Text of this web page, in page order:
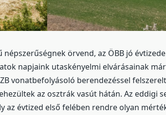
örvend, az ÖBB jó
napjaink utaskényelmi elvárásainak
vonatbefolyásoló berendezéssel
az osztrák vasút hátán. Az eddigi
az évtized első felében rendre olyan